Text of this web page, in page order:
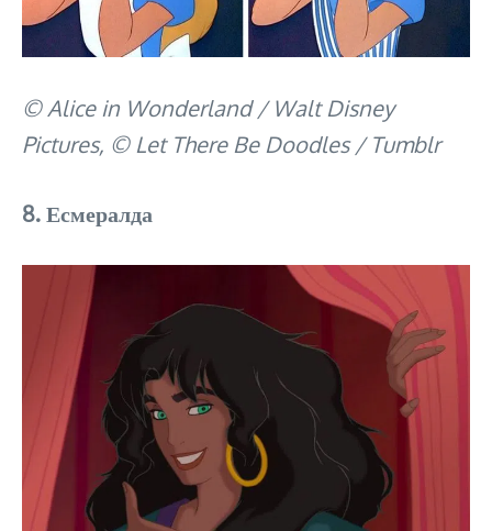
© Alice in Wonderland / Walt Disney
Pictures, © Let There Be Doodles / Tumblr
8. Есмералда